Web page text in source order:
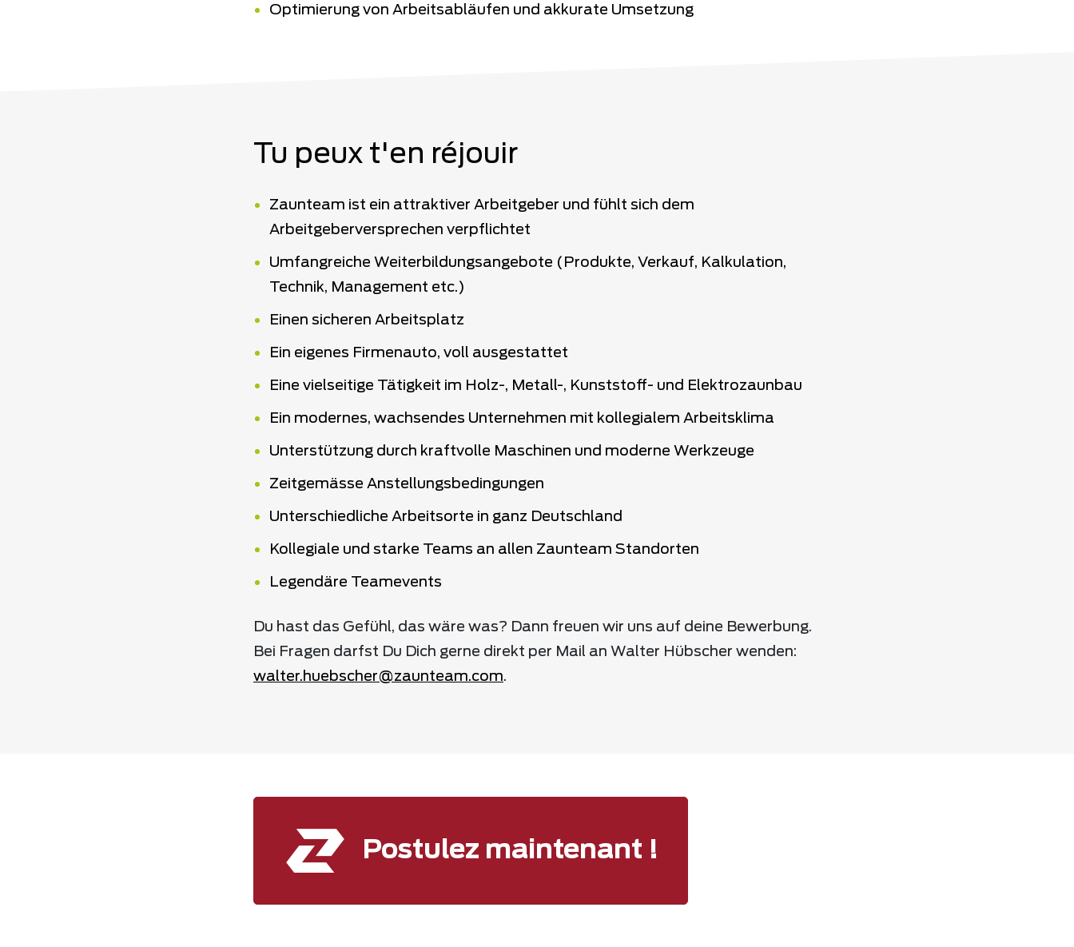
Optimierung von Arbeitsabläufen und akkurate Umsetzung
Tu peux t'en réjouir
Zaunteam ist ein attraktiver Arbeitgeber und fühlt sich dem
Arbeitgeberversprechen verpflichtet
Umfangreiche Weiterbildungsangebote (Produkte, Verkauf, Kalkulation,
Technik, Management etc.)
Einen sicheren Arbeitsplatz
Ein eigenes Firmenauto, voll ausgestattet
Eine vielseitige Tätigkeit im Holz-, Metall-, Kunststoff- und Elektrozaunbau
Ein modernes, wachsendes Unternehmen mit kollegialem Arbeitsklima
Unterstützung durch kraftvolle Maschinen und moderne Werkzeuge
Zeitgemässe Anstellungsbedingungen
Unterschiedliche Arbeitsorte in ganz Deutschland
Kollegiale und starke Teams an allen Zaunteam Standorten
Legendäre Teamevents
Du hast das Gefühl, das wäre was? Dann freuen wir uns auf deine Bewerbung.
Bei Fragen darfst Du Dich gerne direkt per Mail an Walter Hübscher wenden:
walter.huebscher@zaunteam.com.
Postulez maintenant !